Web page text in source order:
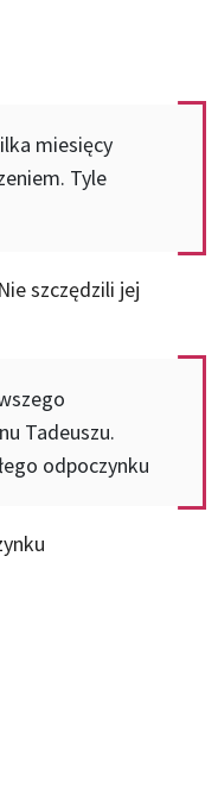
miesięcy
Tyle
szczędzili jej
Tadeuszu.
odpoczynku